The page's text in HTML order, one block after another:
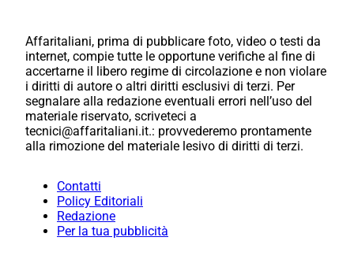
Affaritaliani, prima di pubblicare foto, video o testi da
internet, compie tutte le opportune verifiche al fine di
accertarne il libero regime di circolazione e non violare
i diritti di autore o altri diritti esclusivi di terzi. Per
segnalare alla redazione eventuali errori nell’uso del
materiale riservato, scriveteci a
tecnici@affaritaliani.it.: provvederemo prontamente
alla rimozione del materiale lesivo di diritti di terzi.
Contatti
Policy Editoriali
Redazione
Per la tua pubblicità